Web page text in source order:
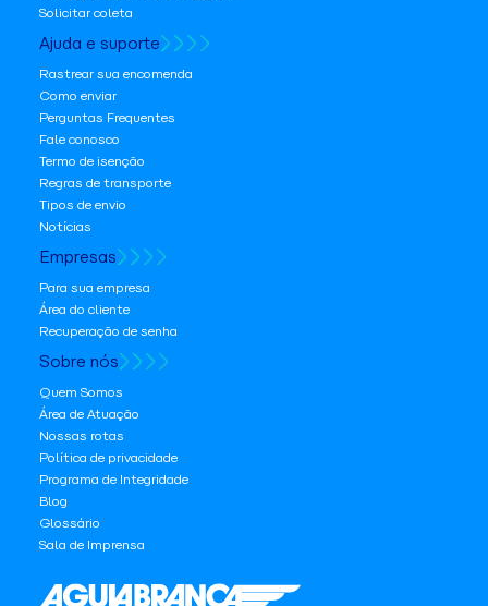
Solicitar coleta
Ajuda e suporte
Rastrear sua encomenda
Como enviar
Perguntas Frequentes
Fale conosco
Termo de isenção
Regras de transporte
Tipos de envio
Notícias
Empresas
Para sua empresa
Área do cliente
Recuperação de senha
Sobre nós
Quem Somos
Área de Atuação
Nossas rotas
Política de privacidade
Programa de Integridade
Blog
Glossário
Sala de Imprensa